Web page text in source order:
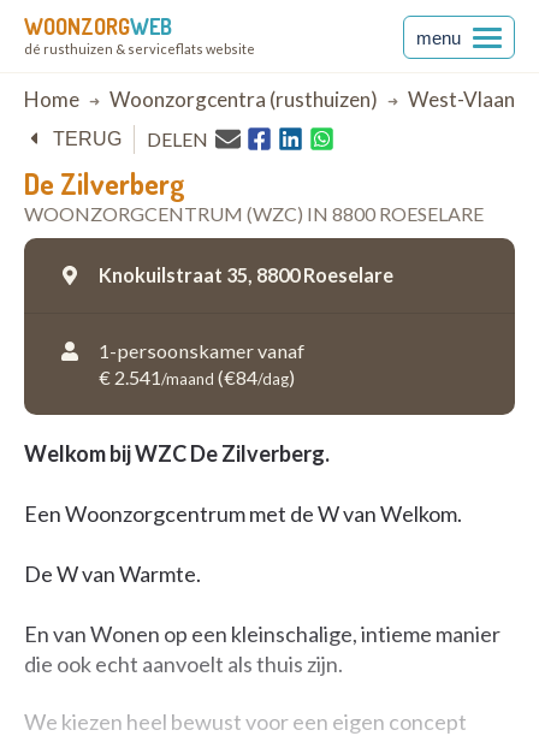
WOONZORGWEB
dé rusthuizen & serviceflats website
menu
Breadcrumb
Home Woonzorgcentra (rusthuizen) West-
De Zilverberg
WOONZORGCENTRUM (WZC) IN 8800 ROESELARE
TERUG DELEN
Knokuilstraat 35, 8800 Roeselare
1-persoonskamer vanaf
€ 2.541/maand (€84/dag)
Welkom bij WZC De Zilverberg.
Een Woonzorgcentrum met de W van Welkom.
De W van Warmte.
En van Wonen op een kleinschalige, intieme manier
die ook echt aanvoelt als thuis zijn.
We kiezen heel bewust voor een eigen concept